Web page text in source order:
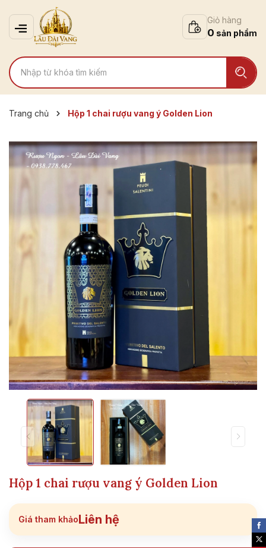
Giỏ hàng
0
Trang chủ Hộp 1 chai rượu vang ý Golden Lion
Hộp 1 chai rượu vang ý Golden Lion
Giá tham khảoLiên hệ